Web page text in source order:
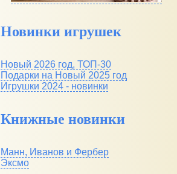
Новинки игрушек
Новый 2026 год, ТОП-30
Подарки на Новый 2025 год
Игрушки 2024 - новинки
Книжные новинки
Манн, Иванов и Фербер
Эксмо